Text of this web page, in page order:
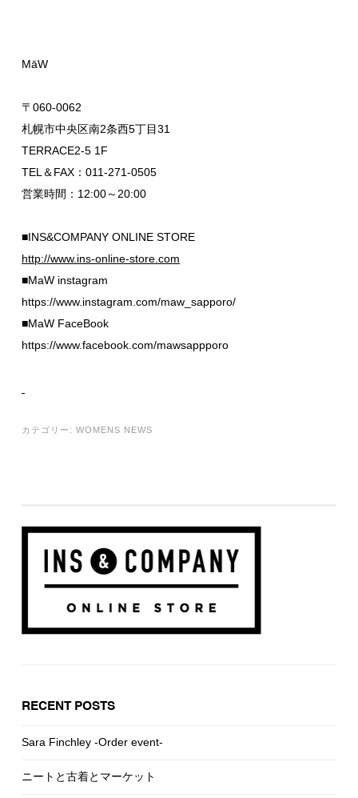
MāW
〒060-0062
札幌市中央区南2条西5丁目31
TERRACE2-5 1F
TEL＆FAX：011-271-0505
営業時間：12:00～20:00
■INS&COMPANY ONLINE STORE
http://www.ins-online-store.com
■MaW instagram
https://www.instagram.com/maw_sapporo/
■MaW FaceBook
https://www.facebook.com/mawsappporo
カテゴリー: WOMENS NEWS
RECENT POSTS
Sara Finchley -Order event-
ニートと古着とマーケット